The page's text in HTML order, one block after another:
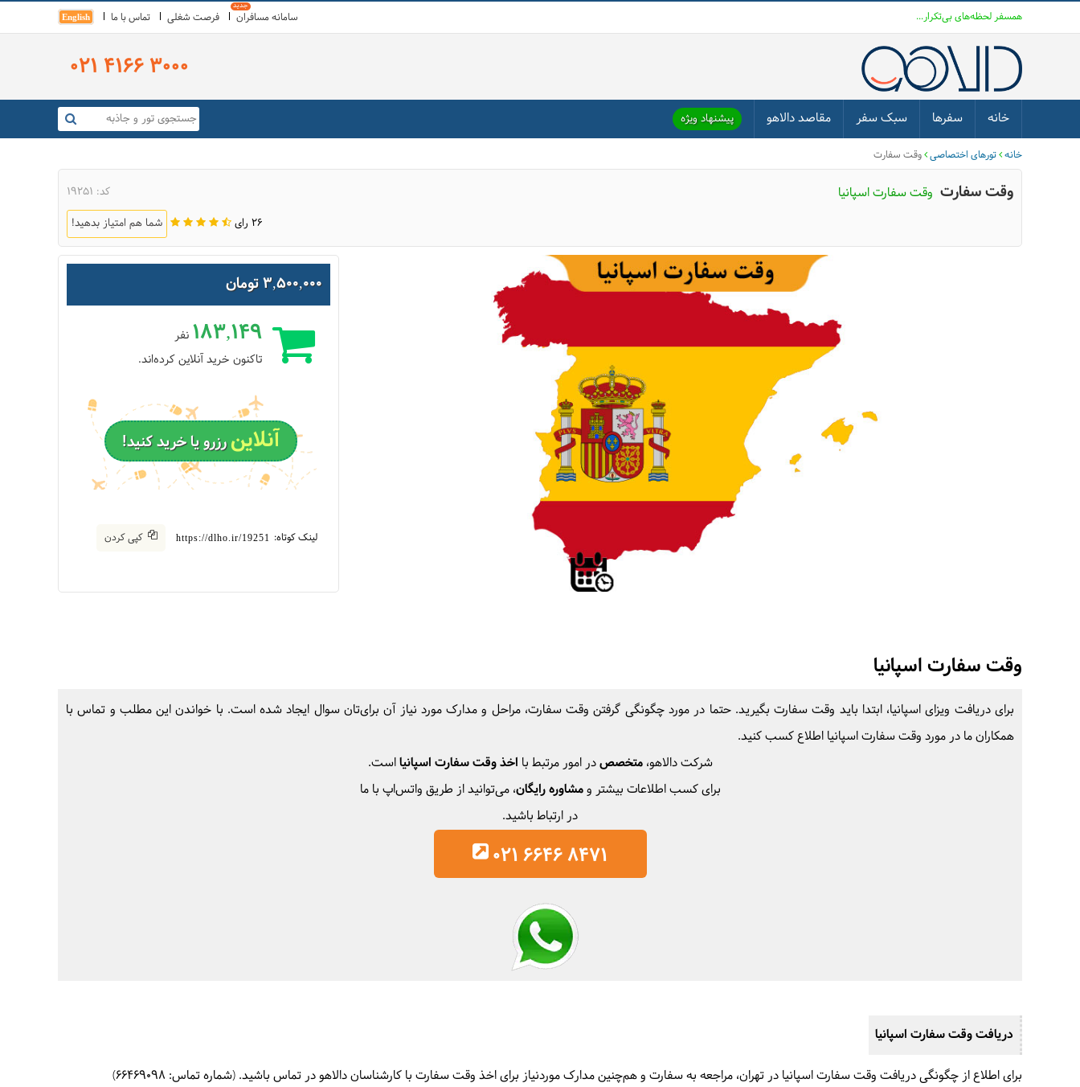
همسفر لحظه‌های بی‌تکرار... سامانه مسافران فرصت شغلی تماس با ما English
021 4166 3000
خانه سفرها سبک سفر مقاصد دالاهو پیشنهاد ویژه
خانه تورهای اختصاصی وقت سفارت
وقت سفارت وقت سفارت اسپانیا
کد: 19251
26 رای
شما هم امتیاز بدهید!
3,500,000 تومان
183,149 نفر
تاکنون خرید آنلاین کرده‌اند.
آنلاینرزرو یا خرید کنید!
لینک کوتاه: https://dlho.ir/19251 کپی کردن
وقت سفارت اسپانیا
برای دریافت ویزای اسپانیا، ابتدا باید وقت سفارت بگیرید. حتما در مورد چگونگی گرفتن وقت سفارت، مراحل و مدارک مورد نیاز آن برای‌تان سوال ایجاد شده است. با خواندن این مطلب و تماس با
همکاران ما در مورد وقت سفارت اسپانیا اطلاع کسب کنید.
شرکت دالاهو،متخصصدر امور مرتبط با اخذ وقت سفارت اسپانیااست.
برای کسب اطلاعات بیشتر ومشاوره رایگان، می‌توانید از طریق واتس‌اپ با ما
در ارتباط باشید.
021 6646 8471
دریافت وقت سفارت اسپانیا
برای اطلاع از چگونگی دریافت وقت سفارت اسپانیا در تهران، مراجعه به سفارت و هم‌چنین مدارک موردنیاز برای اخذ وقت سفارت با کارشناسان دالاهو در تماس باشید. (شماره تماس: 66469098)